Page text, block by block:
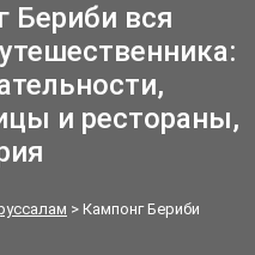
Бериби вся
и рестораны,
> Кампонг Бериби